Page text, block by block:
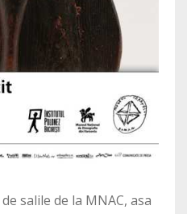
salile de la MNAC, asa